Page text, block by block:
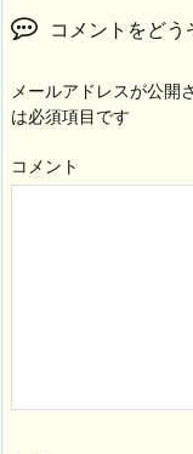
コメントをどう
メールアドレスが公開
は必須項目です
コメント